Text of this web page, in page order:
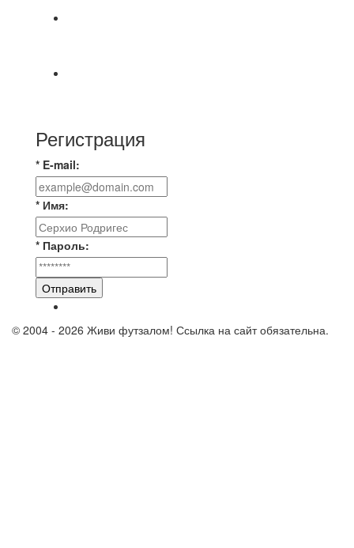
Регистрация
* E-mail:
* Имя:
* Пароль:
Отправить
© 2004 - 2026 Живи футзалом! Ссылка на сайт обязательна.